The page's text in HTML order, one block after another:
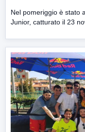
Nel pomeriggio è stato
Junior, catturato il 23